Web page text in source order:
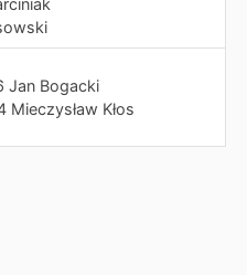
Jan Bogacki
Kłos